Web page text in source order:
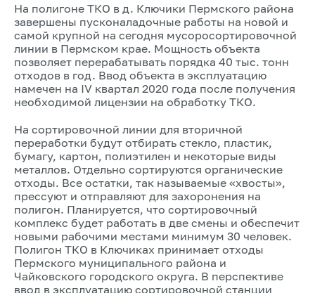
На полигоне ТКО в д. Ключики Пермского района
завершены пусконаладочные работы на новой и​
самой крупной на сегодня мусоросортировочной
линии в Пермском крае. Мощность объекта
позволяет перерабатывать порядка 40 тыс. тонн
отходов в год. Ввод объекта в эксплуатацию
намечен на IV квартал 2020 года после получения
необходимой лицензии на обработку ТКО. ​
На сортировочной линии для вторичной
переработки будут отбирать стекло, пластик,
бумагу, картон, полиэтилен и некоторые виды
металлов. Отдельно сортируются органические
отходы. Все остатки, так называемые «хвосты»,
прессуют и отправляют для захоронения на
полигон. Планируется, что сортировочный
комплекс будет работать в две смены и обеспечит
новыми рабочими местами минимум 30 человек.
Полигон ТКО в Ключиках принимает отходы
Пермского муниципального района и
Чайковского городского округа.​ В перспективе
ввод в эксплуатацию сортировочной станции